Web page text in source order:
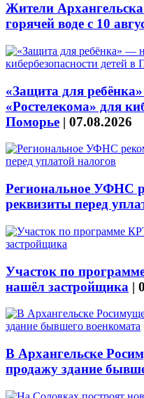
Жители
горячей воде с 10
«Защита для
«Ростелекома» для
Поморье | 07.08.2026
Региональное УФНС
реквизиты перед
Участок по
нашёл застройщика |
В Архангельске
продажу здание